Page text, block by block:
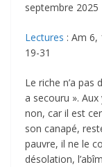
septembre 2025
Lectures : Am
19-31
Le riche n’a pas
a secouru ».
non, car il est
son canapé,
pauvre, il ne le
désolation,